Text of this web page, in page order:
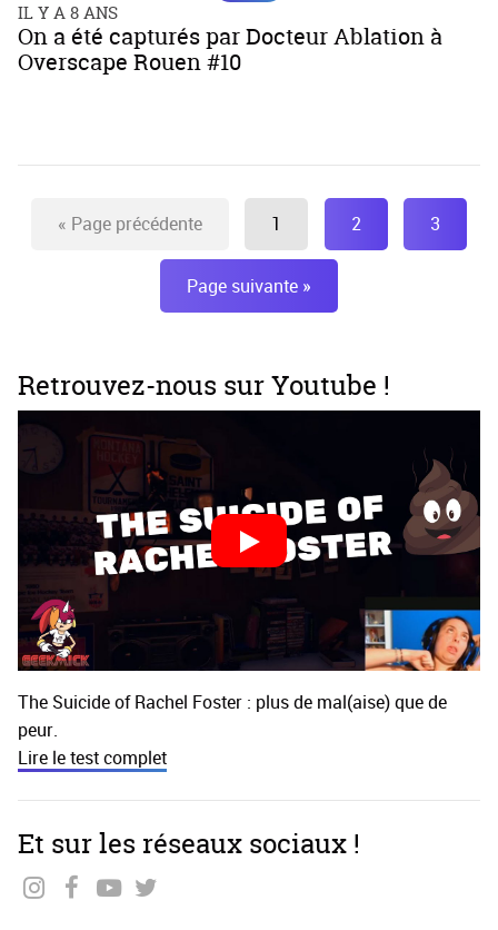
IL Y A 8 ANS
On a été capturés par Docteur Ablation à
Overscape Rouen #10
« Page précédente 1 2 3
Page suivante »
Retrouvez-nous sur Youtube !
The Suicide of Rachel Foster : plus de mal(aise) que de
peur.
Lire le test complet
Et sur les réseaux sociaux !